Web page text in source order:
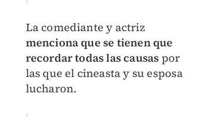
La comediante y actriz
menciona que se tienen que
recordar todas las causas por
las que el cineasta y su esposa
lucharon.